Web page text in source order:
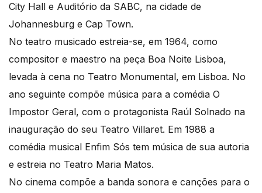
City Hall e Auditório da SABC, na cidade de
Johannesburg e Cap Town.
No teatro musicado estreia-se, em 1964, como
compositor e maestro na peça Boa Noite Lisboa,
levada à cena no Teatro Monumental, em Lisboa. No
ano seguinte compõe música para a comédia O
Impostor Geral, com o protagonista Raúl Solnado na
inauguração do seu Teatro Villaret. Em 1988 a
comédia musical Enfim Sós tem música de sua autoria
e estreia no Teatro Maria Matos.
No cinema compõe a banda sonora e canções para o